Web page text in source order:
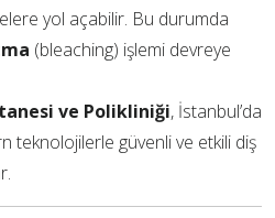
yol açabilir. Bu durumda
(bleaching) işlemi devreye
ve Polikliniği, İstanbul’da
teknolojilerle güvenli ve etkili diş